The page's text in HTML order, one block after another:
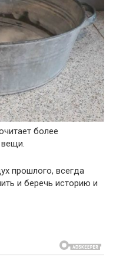
более
прошлого, всегда
и беречь историю и